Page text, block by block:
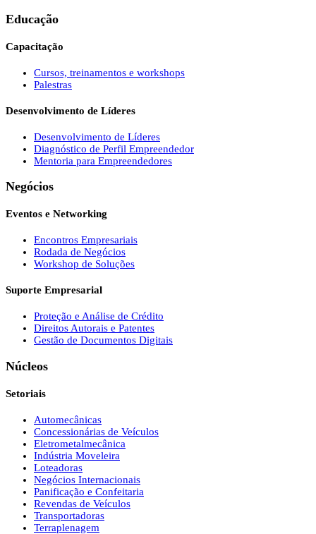
Educação
Capacitação
Cursos, treinamentos e workshops
Palestras
Desenvolvimento de Líderes
Desenvolvimento de Líderes
Diagnóstico de Perfil Empreendedor
Mentoria para Empreendedores
Negócios
Eventos e Networking
Encontros Empresariais
Rodada de Negócios
Workshop de Soluções
Suporte Empresarial
Proteção e Análise de Crédito
Direitos Autorais e Patentes
Gestão de Documentos Digitais
Núcleos
Setoriais
Automecânicas
Concessionárias de Veículos
Eletrometalmecânica
Indústria Moveleira
Loteadoras
Negócios Internacionais
Panificação e Confeitaria
Revendas de Veículos
Transportadoras
Terraplenagem